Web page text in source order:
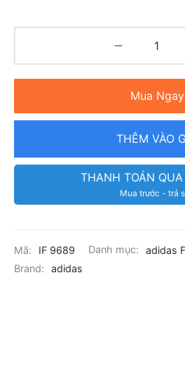
Mua Ngay
THÊM VÀO
THANH TOÁN QUA
Mua trước - trả
Mã: IF 9689 Danh mục:
adidas
Brand:
adidas